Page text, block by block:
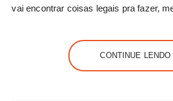
vai encontrar coisas legais pra fazer,
CONTINUE LENDO